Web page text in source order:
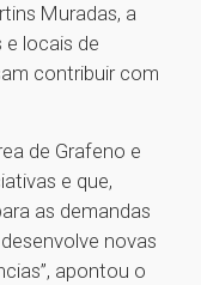
Muradas, a
locais de
contribuir com
de Grafeno e
e que,
as demandas
novas
apontou o